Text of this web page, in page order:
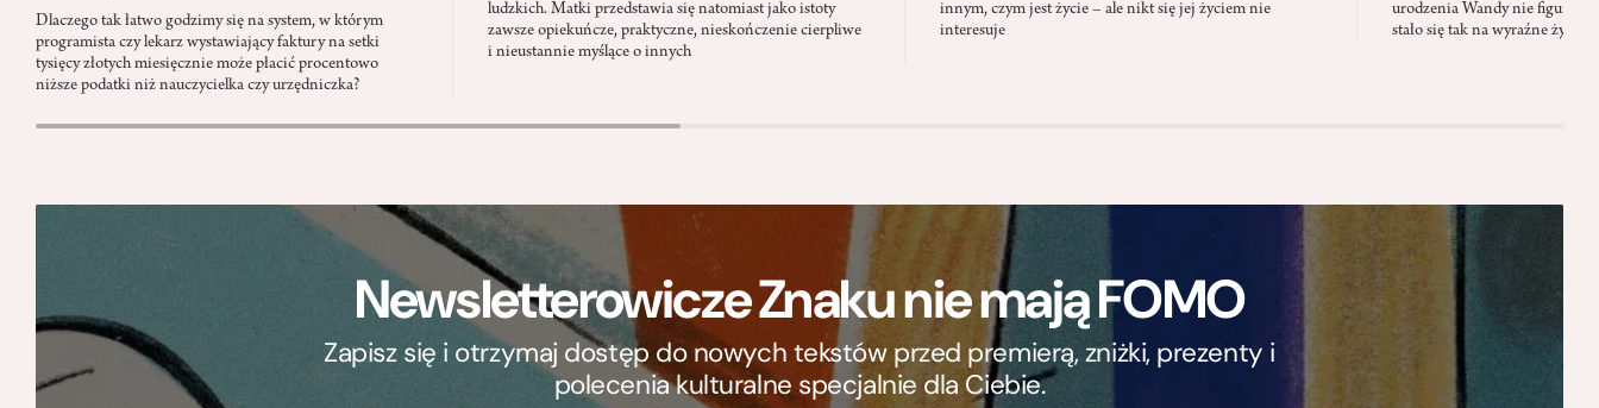
Dlaczego tak łatwo godzimy się na system, w którym
programista czy lekarz wystawiający faktury na setki
tysięcy złotych miesięcznie może płacić procentowo
niższe podatki niż nauczycielka czy urzędniczka?
ludzkich. Matki przedstawia się natomiast jako istoty
zawsze opiekuńcze, praktyczne, nieskończenie cierpliwe
i nieustannie myślące o innych
innym, czym jest życie – ale nikt się jej życiem nie
interesuje
urodzenia Wandy nie figuruje
stało się tak na wyraźne
Newsletterowicze Znaku nie mają FOMO
Zapisz się i otrzymaj dostęp do nowych tekstów przed premierą, zniżki, prezenty i
polecenia kulturalne specjalnie dla Ciebie.